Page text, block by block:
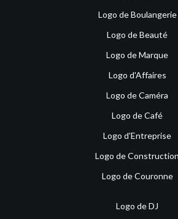
Logo de Boulangerie
Logo de Beauté
Logo de Marque
Logo d'Affaires
Logo de Caméra
Logo de Café
Logo d'Entreprise
Logo de Construction
Logo de Couronne
Logo de DJ